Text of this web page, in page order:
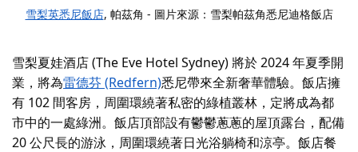
雪梨英悉尼飯店, 帕茲角 - 圖片來源：雪梨帕茲角悉尼迪格飯店
雪梨夏娃酒店 (The Eve Hotel Sydney) 將於 2024 年夏季開
業，將為雷德芬 (Redfern)悉尼帶來全新奢華體驗。飯店擁
有 102 間客房，周圍環繞著私密的綠植叢林，定將成為都
市中的一處綠洲。飯店頂部設有鬱鬱蔥蔥的屋頂露台，配備
20 公尺長的游泳，周圍環繞著日光浴躺椅和涼亭。飯店餐